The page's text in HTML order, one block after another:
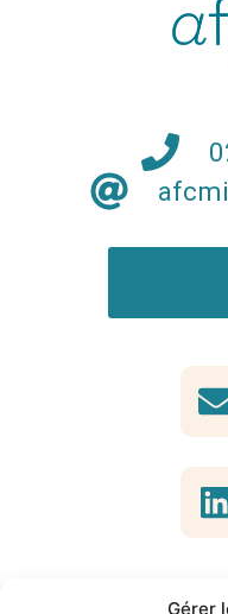
Gérer